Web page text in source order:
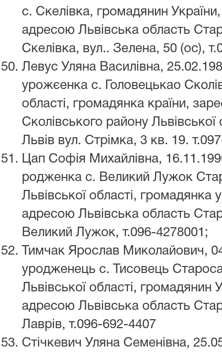
с. Скелівка, громадянин
адресою Львівська область
Скелівка, вул.. Зелена, 50 (ос),
Левус Уляна Василівна,
урожєенка с. Головецькао
області, громадянка країни,
Сколівського району
Львів вул. Стрімка, 3 кв. 19.
Цап Софія Михайлівна,
родженка с. Великий Лужок
Львівської області, громадянка
адресою Львівська область
Великий Лужок, т.096-4278001;
Тимчак Ярослав Миколайович,
уродженець с. Тисовець
Львівської області, громадянин
адресою Львівська область
Лаврів, т.096-692-4407
Стічкевич Уляна Семенівна,